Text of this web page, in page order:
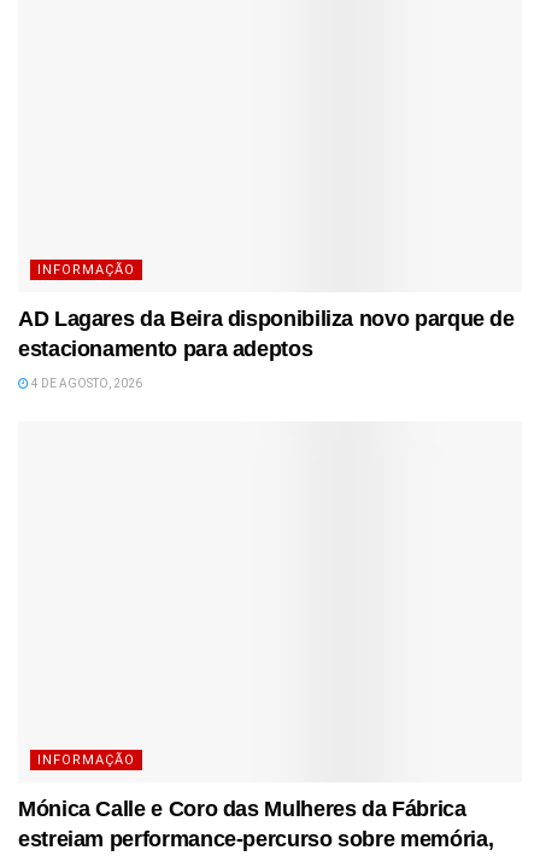
INFORMAÇÃO
AD Lagares da Beira disponibiliza novo parque de
estacionamento para adeptos
4 DE AGOSTO, 2026
INFORMAÇÃO
Mónica Calle e Coro das Mulheres da Fábrica
estreiam performance-percurso sobre memória,